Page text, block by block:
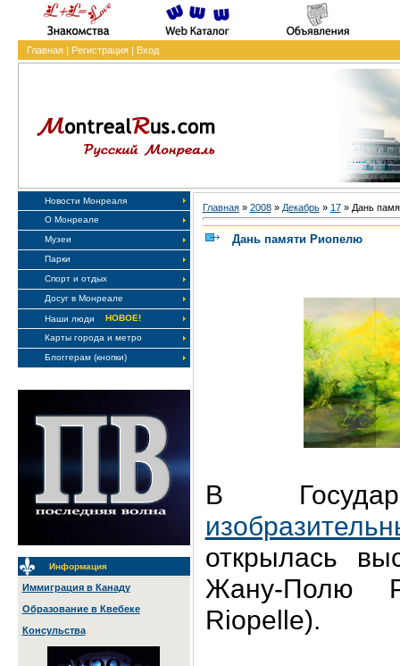
Главная| Регистрация| Вход
Новости Монреаля
О Монреале
Музеи
Парки
Спорт и отдых
Досуг в Монреале
Наши люди
НОВОЕ!
Карты города и метро
Блоггерам (кнопки)
Информация
Иммиграция в Канаду
Образование в Квебеке
Консульства
Главная» 2008 » Декабрь » 17» Дань
Дань памяти Риопелю
В
открылась
Жану-Полю
Riopelle).